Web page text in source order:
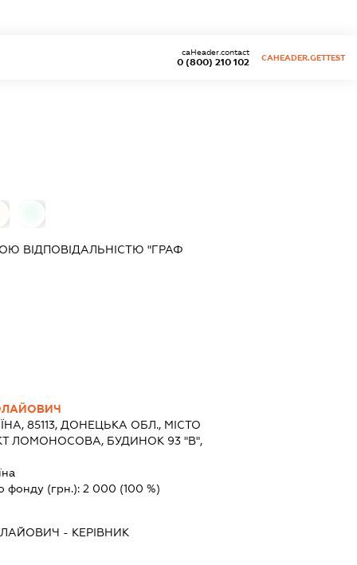
0 (800) 210 102
caHeader.contact
CAHEADER.GETTEST
ВІДПОВІДАЛЬНІСТЮ "ГРАФ
85113, ДОНЕЦЬКА ОБЛ., МІСТО
ЛОМОНОСОВА, БУДИНОК 93 "В",
фонду (грн.): 2 000 (100 %)
- КЕРІВНИК